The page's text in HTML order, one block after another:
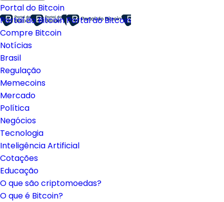
Portal do Bitcoin
Portal do BitcoinPortal do Bitcoin
Compre Bitcoin
Notícias
Brasil
Regulação
Memecoins
Mercado
Política
Negócios
Tecnologia
Inteligência Artificial
Cotações
Educação
O que são criptomoedas?
O que é Bitcoin?